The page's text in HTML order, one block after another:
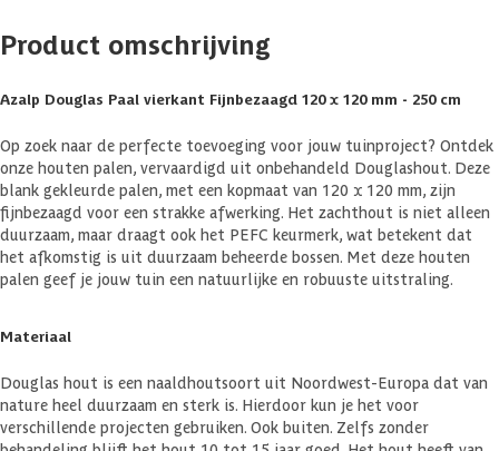
Product omschrijving
Azalp Douglas Paal vierkant Fijnbezaagd 120 x 120 mm - 250 cm
Op zoek naar de perfecte toevoeging voor jouw tuinproject? Ontdek
onze houten palen, vervaardigd uit onbehandeld Douglashout. Deze
blank gekleurde palen, met een kopmaat van 120 x 120 mm, zijn
fijnbezaagd voor een strakke afwerking. Het zachthout is niet alleen
duurzaam, maar draagt ook het PEFC keurmerk, wat betekent dat
het afkomstig is uit duurzaam beheerde bossen. Met deze houten
palen geef je jouw tuin een natuurlijke en robuuste uitstraling.
Materiaal
Douglas hout is een naaldhoutsoort uit Noordwest-Europa dat van
nature heel duurzaam en sterk is. Hierdoor kun je het voor
verschillende projecten gebruiken. Ook buiten. Zelfs zonder